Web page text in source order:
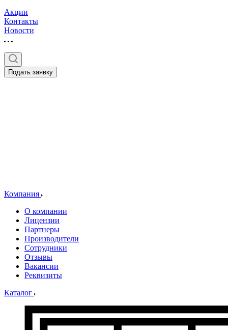
Акции
Контакты
Новости
Подать заявку
Компания
О компании
Лицензии
Партнеры
Производители
Сотрудники
Отзывы
Вакансии
Реквизиты
Каталог